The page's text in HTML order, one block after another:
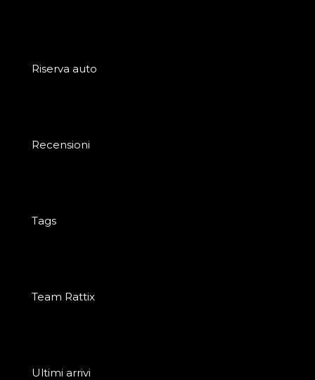
Riserva auto
Recensioni
Tags
Team Rattix
Ultimi arrivi